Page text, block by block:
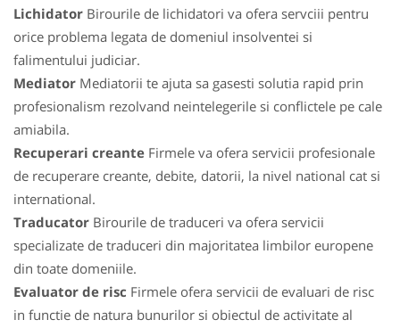
Lichidator Birourile de lichidatori va ofera servciii pentru
orice problema legata de domeniul insolventei si
falimentului judiciar.
Mediator Mediatorii te ajuta sa gasesti solutia rapid prin
profesionalism rezolvand neintelegerile si conflictele pe cale
amiabila.
Recuperari creante Firmele va ofera servicii profesionale
de recuperare creante, debite, datorii, la nivel national cat si
international.
Traducator Birourile de traduceri va ofera servicii
specializate de traduceri din majoritatea limbilor europene
din toate domeniile.
Evaluator de risc Firmele ofera servicii de evaluari de risc
in functie de natura bunurilor si obiectul de activitate al